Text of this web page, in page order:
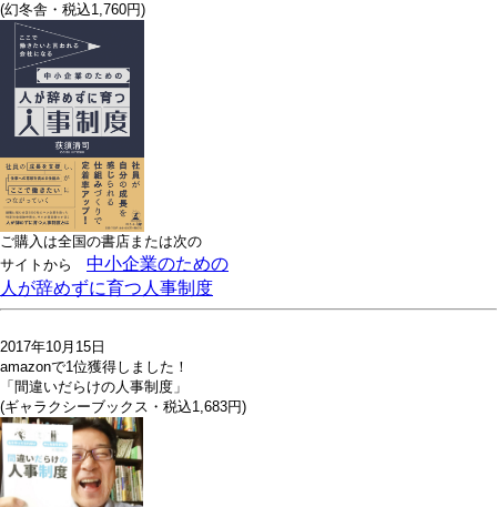
(幻冬舎・税込1,760円)
ご購入は全国の書店または次の
サイトから 中小企業のための
人が辞めずに育つ人事制度
2017年10月15日
amazonで1位獲得しました！
「間違いだらけの人事制度」
(ギャラクシーブックス・税込1,683円)